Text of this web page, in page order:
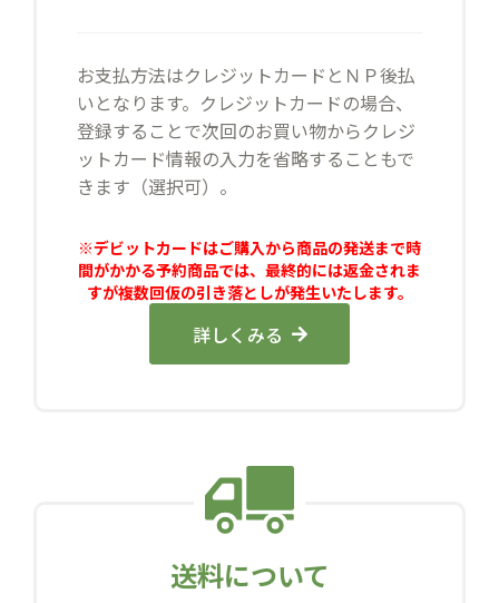
お支払方法はクレジットカードとＮＰ後払
いとなります。クレジットカードの場合、
登録することで次回のお買い物からクレジ
ットカード情報の入力を省略することもで
きます（選択可）。
※デビットカードはご購入から商品の発送まで時
間がかかる予約商品では、最終的には返金されま
すが複数回仮の引き落としが発生いたします。
詳しくみる
送料について